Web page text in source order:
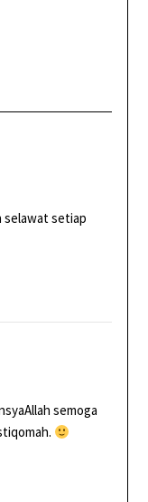
setiap
semoga